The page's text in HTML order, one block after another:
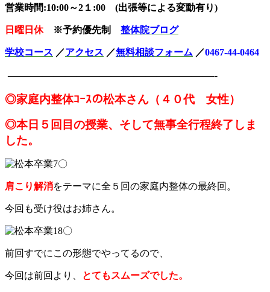
営業時間:10:00～2１:00 (出張等による変動有り)
日曜日休※予約優先制 整体院ブログ
学校コース ／アクセス ／無料相談フォーム ／0467-44-0464
——————————————————-
◎家庭内整体ｺｰｽの松本さん （４０代 女性）
◎本日５回目の授業、そして無事全行程終了しま
した。
肩こり解消をテーマに全５回の家庭内整体の最終回。
今回も受け役はお姉さん。
前回すでにこの形態でやってるので、
今回は前回より、 とてもスムーズでした。